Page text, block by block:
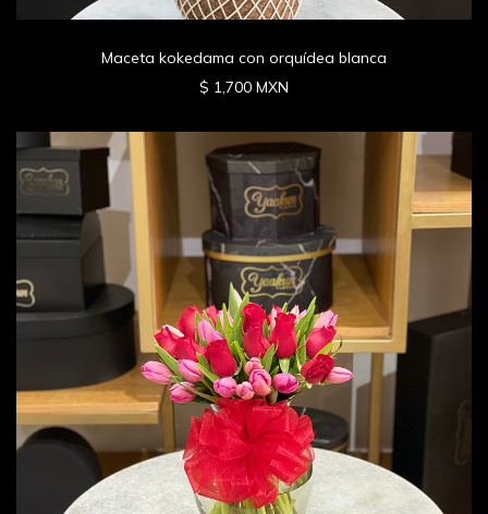
Maceta kokedama con orquídea blanca
$ 1,700 MXN